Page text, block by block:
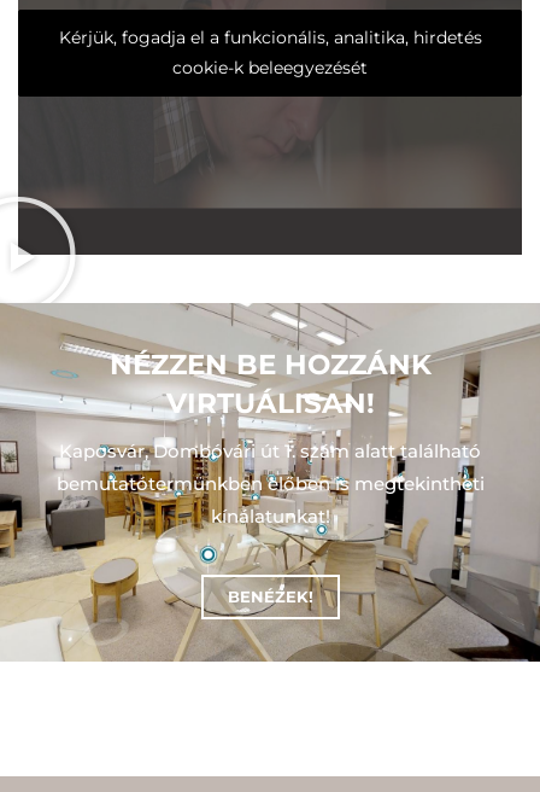
Kérjük, fogadja el a funkcionális, analitika, hirdetés
cookie-k beleegyezését
NÉZZEN BE HOZZÁNK
VIRTUÁLISAN!
Kaposvár, Dombóvári út 1. szám alatt található
bemutatótermünkben előben is megtekintheti
kínálatunkat!
BENÉZEK!